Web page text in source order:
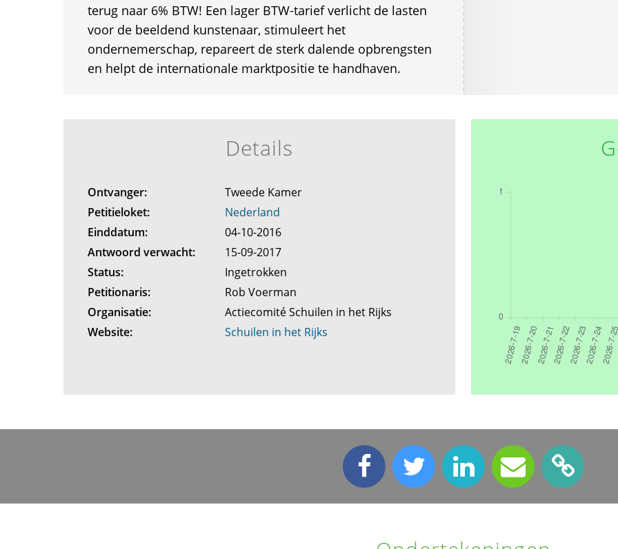
terug naar 6% BTW! Een lager BTW-tarief verlicht de lasten
voor de beeldend kunstenaar, stimuleert het
ondernemerschap, repareert de sterk dalende opbrengsten
en helpt de internationale marktpositie te handhaven.
Details
Ontvanger:
Tweede Kamer
Petitieloket:
Nederland
Einddatum:
04-10-2016
Antwoord verwacht:
15-09-2017
Status:
Ingetrokken
Petitionaris:
Rob Voerman
Organisatie:
Actiecomité Schuilen in het Rijks
Website:
Schuilen in het Rijks